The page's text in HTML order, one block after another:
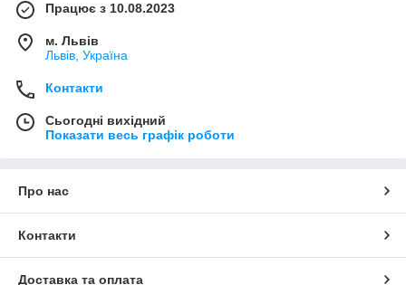
Працює з 10.08.2023
м. Львів
Львів, Україна
Контакти
Сьогодні вихідний
Показати весь графік роботи
Про нас
Контакти
Доставка та оплата